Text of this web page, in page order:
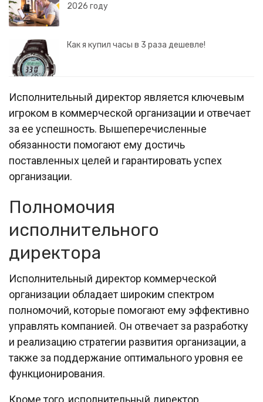
2026 году
Как я купил часы в 3 раза дешевле!
Исполнительный директор является ключевым
игроком в коммерческой организации и отвечает
за ее успешность. Вышеперечисленные
обязанности помогают ему достичь
поставленных целей и гарантировать успех
организации.
Полномочия
исполнительного
директора
Исполнительный директор коммерческой
организации обладает широким спектром
полномочий, которые помогают ему эффективно
управлять компанией. Он отвечает за разработку
и реализацию стратегии развития организации, а
также за поддержание оптимального уровня ее
функционирования.
Кроме того, исполнительный директор